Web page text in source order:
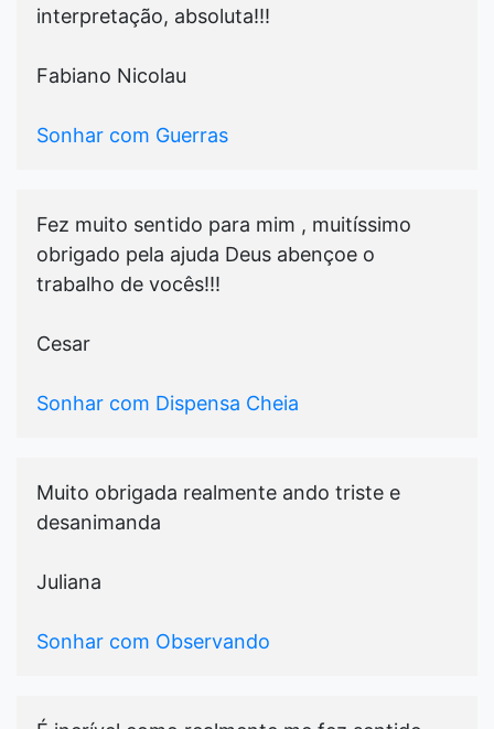
interpretação, absoluta!!!
Fabiano Nicolau
Sonhar com Guerras
Fez muito sentido para mim , muitíssimo
obrigado pela ajuda Deus abençoe o
trabalho de vocês!!!
Cesar
Sonhar com Dispensa Cheia
Muito obrigada realmente ando triste e
desanimanda
Juliana
Sonhar com Observando